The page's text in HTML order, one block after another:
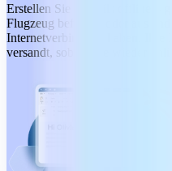
Erstellen Sie E-Mails offline –
Flugzeug befinden oder aus
Internetverbindung haben. Ihre
versandt, sobald Sie wieder